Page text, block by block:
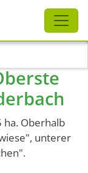
ha. Oberhalb
unterer
Schliessen